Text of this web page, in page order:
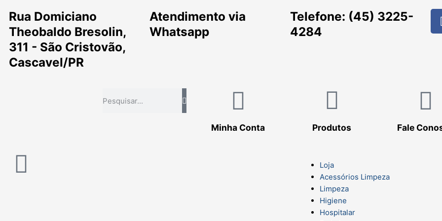
para
conteúdo
Rua Domiciano
Theobaldo Bresolin,
311 - São Cristovão,
Cascavel/PR
Atendimento via
Whatsapp
Telefone: (45) 3225-
4284
Minha Conta Produtos Fale
Loja
Acessórios Limpeza
Limpeza
Higiene
Hospitalar